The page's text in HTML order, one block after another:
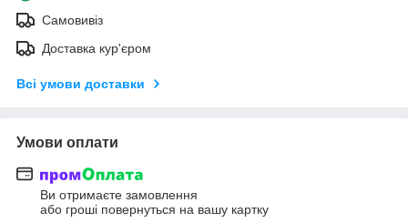
Самовивіз
Доставка кур'єром
Всі умови доставки
Умови оплати
Ви отримаєте замовлення
або гроші повернуться на вашу картку